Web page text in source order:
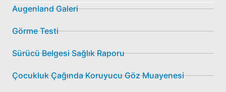
Augenland Galeri
Görme Testi
Sürücü Belgesi Sağlık Raporu
Çocukluk Çağında Koruyucu Göz Muayenesi